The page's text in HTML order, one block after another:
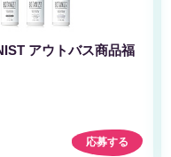
アウトバス商品福
応募する